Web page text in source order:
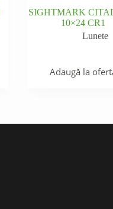
SIGHTMARK
10×24 CR1
Lunete
Adaugă la